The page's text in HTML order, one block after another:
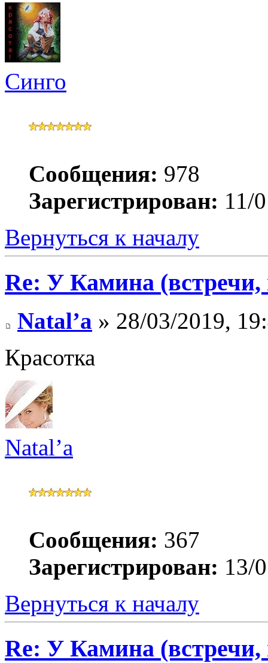
Синго
Сообщения: 978
Зарегистрирован: 11/
Вернуться к началу
Re: У Камина
Natal’a » 28/03/2019,
Красотка
Natal’a
Сообщения: 367
Зарегистрирован: 13/
Вернуться к началу
Re: У Камина